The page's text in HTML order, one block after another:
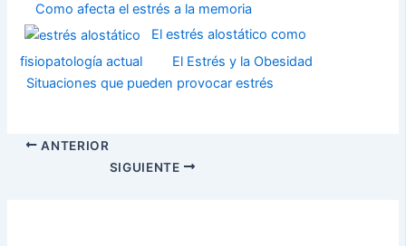
Como afecta el estrés a la memoria
El estrés alostático como
fisiopatología actual
El Estrés y la Obesidad
Situaciones que pueden provocar estrés
ANTERIOR
SIGUIENTE